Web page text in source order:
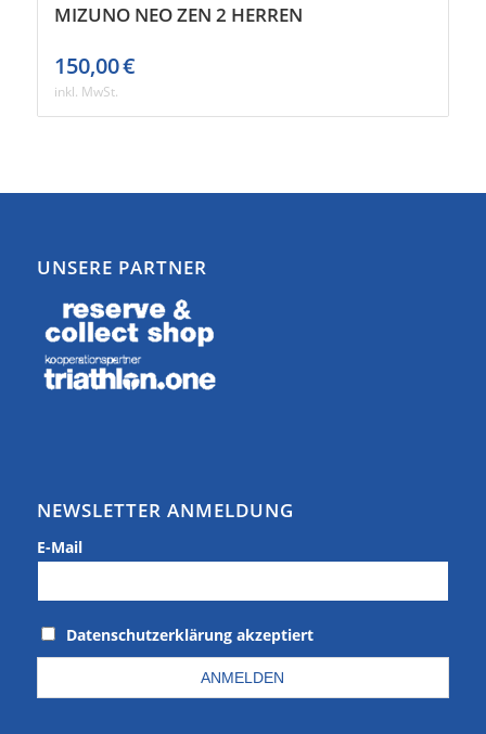
MIZUNO NEO ZEN 2 HERREN
150,00€
inkl. MwSt.
UNSERE PARTNER
NEWSLETTER ANMELDUNG
E-Mail
Datenschutzerklärung akzeptiert